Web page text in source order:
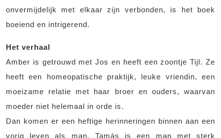
onvermijdelijk met elkaar zijn verbonden, is het boek
boeiend en intrigerend.
Het verhaal
Amber is getrouwd met Jos en heeft een zoontje Tijl. Ze
heeft een homeopatische praktijk, leuke vriendin, een
moeizame relatie met haar broer en ouders, waarvan
moeder niet helemaal in orde is.
Dan komen er een heftige herinneringen binnen aan een
vorig leven als man. Tamás is een man met sterk